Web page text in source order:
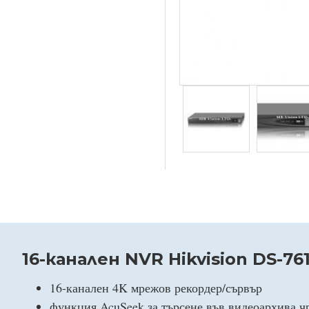
16-канален NVR Hikvision DS-
16-канален 4K мрежов рекордер/сървър